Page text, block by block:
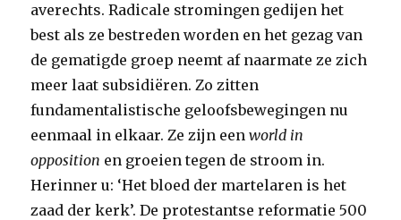
averechts. Radicale stromingen gedijen het
best als ze bestreden worden en het gezag van
de gematigde groep neemt af naarmate ze zich
meer laat subsidiëren. Zo zitten
fundamentalistische geloofsbewegingen nu
eenmaal in elkaar. Ze zijn eenworld in
opposition en groeien tegen de stroom in.
Herinner u: ‘Het bloed der martelaren is het
zaad der kerk’. De protestantse reformatie 500